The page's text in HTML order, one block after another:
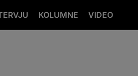
KOLUMNE VIDEO